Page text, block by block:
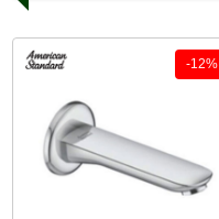
-12%